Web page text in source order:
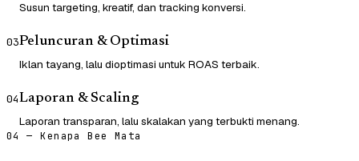
Susun targeting, kreatif, dan tracking konversi.
03Peluncuran & Optimasi
Iklan tayang, lalu dioptimasi untuk ROAS terbaik.
04Laporan & Scaling
Laporan transparan, lalu skalakan yang terbukti menang.
04 — Kenapa Bee Mata